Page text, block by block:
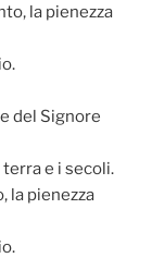
la pienezza
del Signore
e i secoli.
la pienezza